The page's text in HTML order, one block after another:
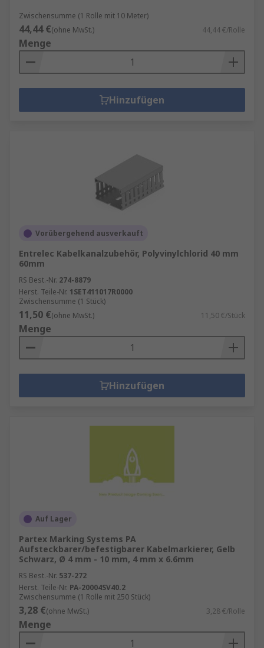
Zwischensumme (1 Rolle mit 10 Meter)
44,44 €(ohne MwSt.) 44,44 €/Rolle
Menge
Hinzufügen
Vorübergehend ausverkauft
Entrelec Kabelkanalzubehör, Polyvinylchlorid 40 mm
60mm
RS Best.-Nr. 274-8879
Herst. Teile-Nr. 1SET411017R0000
Zwischensumme (1 Stück)
11,50 €(ohne MwSt.) 11,50 €/Stück
Menge
Hinzufügen
Auf Lager
Partex Marking Systems PA
Aufsteckbarer/befestigbarer Kabelmarkierer, Gelb
Schwarz, Ø 4 mm - 10 mm, 4 mm x 6.6mm
RS Best.-Nr. 537-272
Herst. Teile-Nr. PA-20004SV40.2
Zwischensumme (1 Rolle mit 250 Stück)
3,28 €(ohne MwSt.) 3,28 €/Rolle
Menge